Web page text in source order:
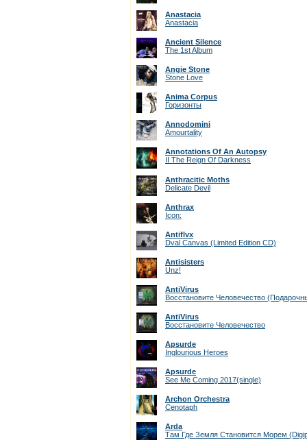
Anastacia
Anastacia
Ancient Silence
The 1st Album
Angie Stone
Stone Love
Anima Corpus
Горизонты
Annodomini
Amourtality
Annotations Of An Autopsy
II The Reign Of Darkness
Anthracitic Moths
Delicate Devil
Anthrax
Icon:
Antiflvx
Dval Canvas (Limited Edition CD)
Antisisters
Unz!
AntiVirus
Восстановите Человечество
AntiVirus
Восстановите Человечество
Apsurde
Inglourious Heroes
Apsurde
See Me Coming 2017(single)
Archon Orchestra
Cenotaph
Arda
Там Где Земля Становится Морем